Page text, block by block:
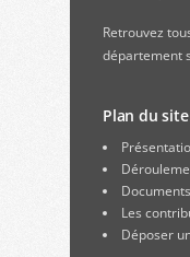
Retrouvez
département
Plan du site
Les
Déposer